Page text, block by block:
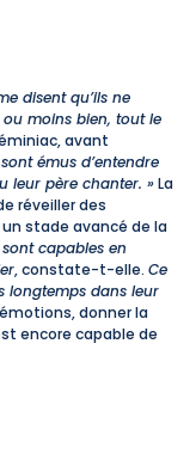
disent qu’ils ne
ou moins bien, tout le
avant
émus d’entendre
leur père chanter. »La
réveiller des
stade avancé de la
capables en
, constate-t-elle. Ce
longtemps dans leur
donner la
encore capable de